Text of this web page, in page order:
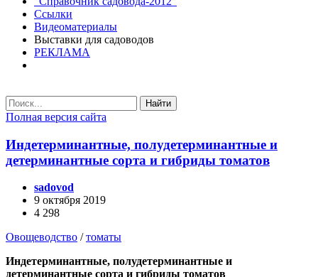
Ссылки
Видеоматериалы
Выставки для садоводов
РЕКЛАМА
Найти
Полная версия сайта
Индетерминантные, полудетерминантные и
детерминантные сорта и гибриды томатов
sadovod
9 октября 2019
4 298
Овощеводство /томаты
Индетерминантные, полудетерминантные и
детерминантные сорта и гибриды томатов